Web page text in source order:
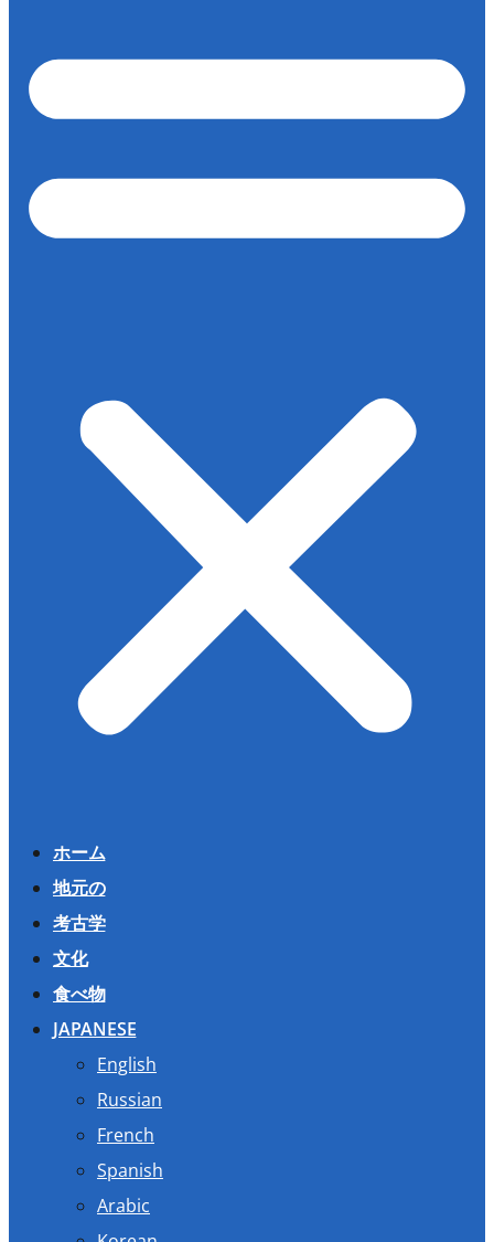
ホーム
地元の
考古学
文化
食べ物
JAPANESE
English
Russian
French
Spanish
Arabic